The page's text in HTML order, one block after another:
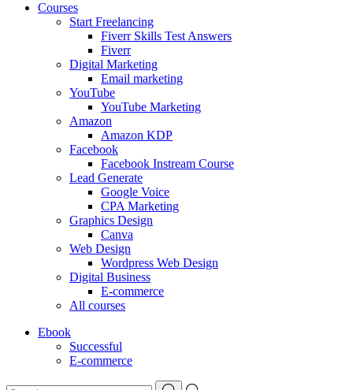
Courses
Start Freelancing
Fiverr Skills Test Answers
Fiverr
Digital Marketing
Email marketing
YouTube
YouTube Marketing
Amazon
Amazon KDP
Facebook
Facebook Instream Course
Lead Generate
Google Voice
CPA Marketing
Graphics Design
Canva
Web Design
Wordpress Web Design
Digital Business
E-commerce
All courses
Ebook
Successful
E-commerce